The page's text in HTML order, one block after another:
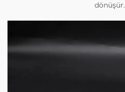
dönüşür.